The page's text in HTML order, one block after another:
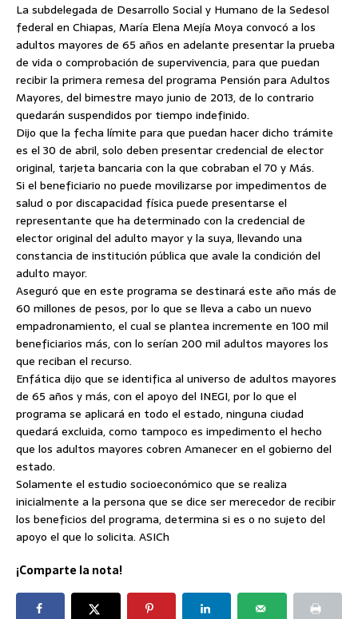
La subdelegada de Desarrollo Social y Humano de la Sedesol
federal en Chiapas, María Elena Mejía Moya convocó a los
adultos mayores de 65 años en adelante presentar la prueba
de vida o comprobación de supervivencia, para que puedan
recibir la primera remesa del programa Pensión para Adultos
Mayores, del bimestre mayo junio de 2013,de lo contrario
quedarán suspendidos por tiempo indefinido.
Dijo que la fecha límite para que puedan hacer dicho trámite
es el 30 de abril, solo deben presentar credencial de elector
original, tarjeta bancaria con la que cobraban el 70 y Más.
Si el beneficiario no puede movilizarse por impedimentos de
salud o por discapacidad física puede presentarse el
representante que ha determinado con la credencial de
elector original del adulto mayor y la suya, llevando una
constancia de institución pública que avale la condición del
adulto mayor.
Aseguró que en este programa se destinará este año más de
60 millones de pesos, por lo que se lleva a cabo un nuevo
empadronamiento, el cual se plantea incremente en 100 mil
beneficiarios más, con lo serían 200 mil adultos mayores los
que reciban el recurso.
Enfática dijo que se identifica al universo de adultos mayores
de 65 años y más, con el apoyo del INEGI, por lo que el
programa se aplicará en todo el estado, ninguna ciudad
quedará excluida, como tampoco es impedimento el hecho
que los adultos mayores cobren Amanecer en el gobierno del
estado.
Solamente el estudio socioeconómico que se realiza
inicialmente a la persona que se dice ser merecedor de recibir
los beneficios del programa, determina si es o no sujeto del
apoyo el que lo solicita. ASICh
¡Comparte la nota!